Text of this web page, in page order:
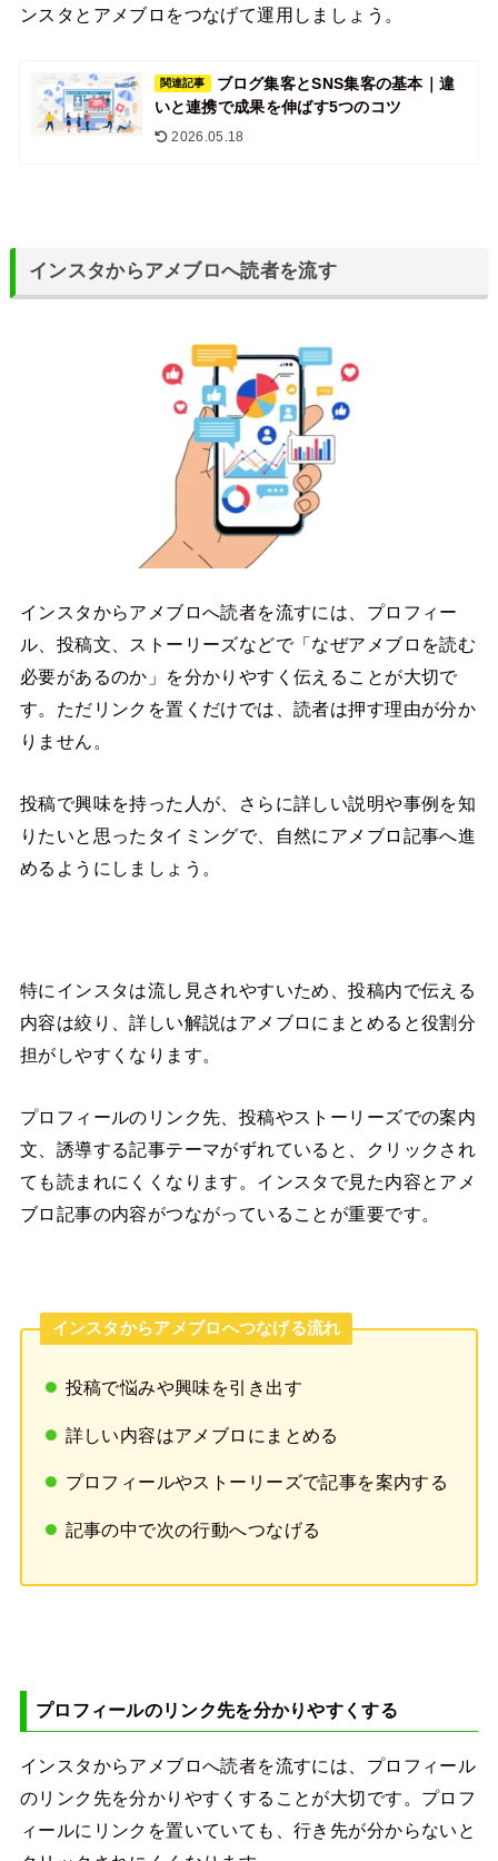
ンスタとアメブロをつなげて運用しましょう。
関連記事
ブログ集客とSNS集客の基本｜違
いと連携で成果を伸ばす5つのコツ
2026.05.18
インスタからアメブロへ読者を流す
インスタからアメブロへ読者を流すには、プロフィー
ル、投稿文、ストーリーズなどで「なぜアメブロを読む
必要があるのか」を分かりやすく伝えることが大切で
す。ただリンクを置くだけでは、読者は押す理由が分か
りません。
投稿で興味を持った人が、さらに詳しい説明や事例を知
りたいと思ったタイミングで、自然にアメブロ記事へ進
めるようにしましょう。
特にインスタは流し見されやすいため、投稿内で伝える
内容は絞り、詳しい解説はアメブロにまとめると役割分
担がしやすくなります。
プロフィールのリンク先、投稿やストーリーズでの案内
文、誘導する記事テーマがずれていると、クリックされ
ても読まれにくくなります。インスタで見た内容とアメ
ブロ記事の内容がつながっていることが重要です。
インスタからアメブロへつなげる流れ
投稿で悩みや興味を引き出す
詳しい内容はアメブロにまとめる
プロフィールやストーリーズで記事を案内する
記事の中で次の行動へつなげる
プロフィールのリンク先を分かりやすくする
インスタからアメブロへ読者を流すには、プロフィール
のリンク先を分かりやすくすることが大切です。プロフ
ィールにリンクを置いていても、行き先が分からないと